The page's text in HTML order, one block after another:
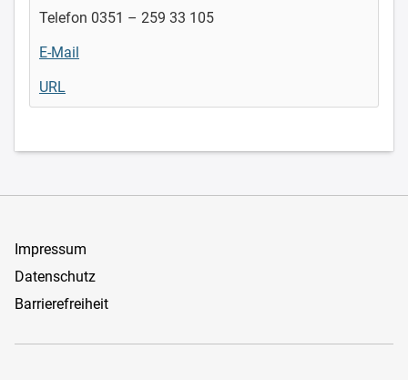
Telefon 0351 – 259 33 105
E-Mail
URL
Impressum
Datenschutz
Barrierefreiheit